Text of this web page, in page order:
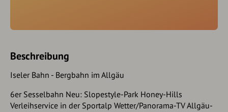
Beschreibung
Iseler Bahn - Bergbahn im Allgäu
6er Sesselbahn Neu: Slopestyle-Park Honey-Hills
Verleihservice in der Sportalp Wetter/Panorama-TV Allgäu-